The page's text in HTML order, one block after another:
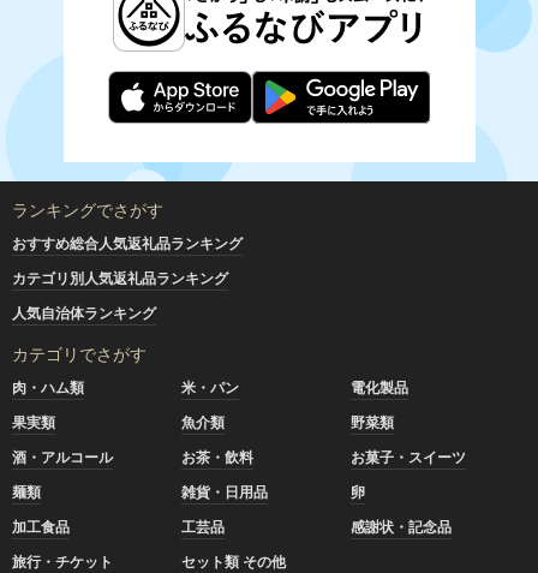
ランキングでさがす
おすすめ総合人気返礼品ランキング
カテゴリ別人気返礼品ランキング
人気自治体ランキング
カテゴリでさがす
肉・ハム類 米・パン
電化製品
果実類
魚介類
野菜類
酒・アルコール
お茶・飲料
お菓子・スイーツ
麺類
雑貨・日用品
卵
加工食品
工芸品
感謝状・記念品
旅行・チケット
セット類 その他